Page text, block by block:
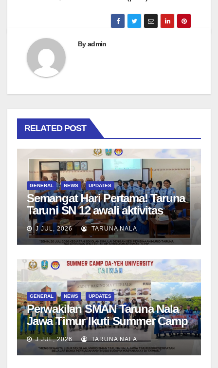
Byadmin
RELATED POST
GENERAL NEWS UPDATES
Semangat Hari Pertama! Taruna
Taruni SN 12 awali aktivitas
bersama Wali Kelas dan Tes
Asesmen Diagnostik
J JUL, 2026 TARUNA NALA
GENERAL NEWS UPDATES
Perwakilan SMAN Taruna Nala
Jawa Timur Ikuti Summer Camp
di Da-Yeh University, Taiwan
J JUL, 2026 TARUNA NALA